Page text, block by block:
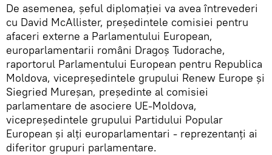
De asemenea, șeful diplomației va avea întrevederi
cu David McAllister, președintele comisiei pentru
afaceri externe a Parlamentului European,
europarlamentarii români Dragoș Tudorache,
raportorul Parlamentului European pentru Republica
Moldova, vicepreședintele grupului Renew Europe și
Siegried Mureșan, președinte al comisiei
parlamentare de asociere UE-Moldova,
vicepreședintele grupului Partidului Popular
European și alți europarlamentari - reprezentanți ai
diferitor grupuri parlamentare.